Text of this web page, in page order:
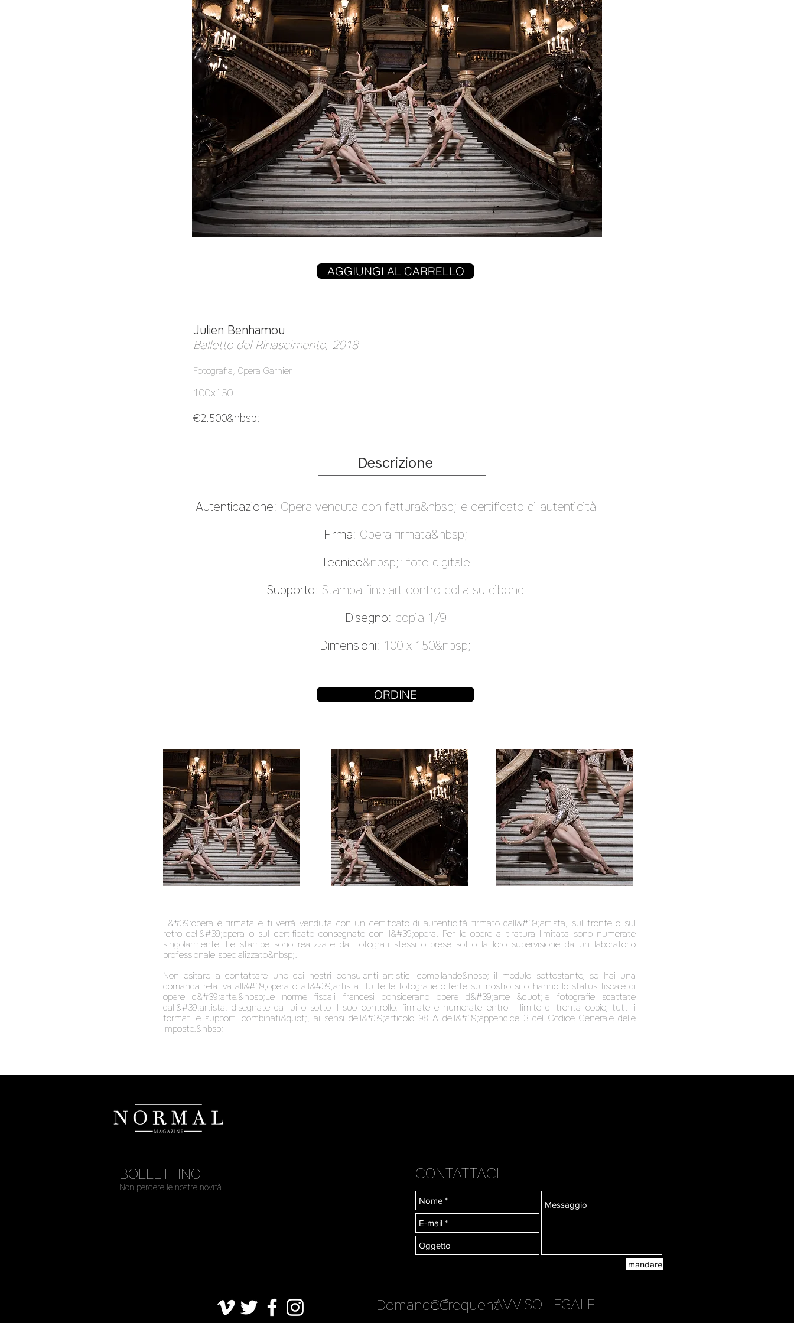
AGGIUNGI AL CARRELLO
Julien Benhamou
Balletto del Rinascimento, 2018
Fotografia, Opera Garnier
100x150
€2.500&nbsp;
Descrizione
Autenticazione: Opera venduta con fattura&nbsp; e certificato di autenticità
Firma: Opera firmata&nbsp;
Tecnico&nbsp;: foto digitale
Supporto: Stampa fine art contro colla su dibond
Disegno: copia 1/9
Dimensioni: 100 x 150&nbsp;
ORDINE
L&#39;opera è firmata e ti verrà venduta con un certificato di autenticità firmato dall&#39;artista, sul fronte o sul
retro dell&#39;opera o sul certificato consegnato con l&#39;opera. Per le opere a tiratura limitata sono numerate
singolarmente. Le stampe sono realizzate dai fotografi stessi o prese sotto la loro supervisione da un laboratorio
professionale specializzato&nbsp;.
Non esitare a contattare uno dei nostri consulenti artistici compilando&nbsp; il modulo sottostante, se hai una
domanda relativa all&#39;opera o all&#39;artista. Tutte le fotografie offerte sul nostro sito hanno lo status fiscale di
opere d&#39;arte.&nbsp;Le norme fiscali francesi considerano opere d&#39;arte &quot;le fotografie scattate
dall&#39;artista, disegnate da lui o sotto il suo controllo, firmate e numerate entro il limite di trenta copie, tutti i
formati e supporti combinati&quot;, ai sensi dell&#39;articolo 98 A dell&#39;appendice 3 del Codice Generale delle
Imposte.&nbsp;
Non perdere le nostre novità
BOLLETTINO CONTATTACI
mandare
Domande frequenti
CG AVVISO LEGALE